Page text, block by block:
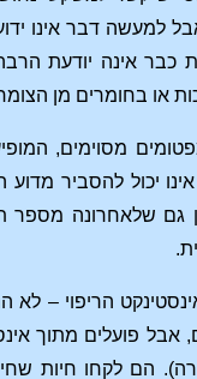
למעשה דבר אינו
כבר אינה יודעת
או בחומרים מן
מסוימים,
יכול להסביר
גם שלאחרונה מספר
הריפוי –
פועלים מתוך
הם לקחו חיות